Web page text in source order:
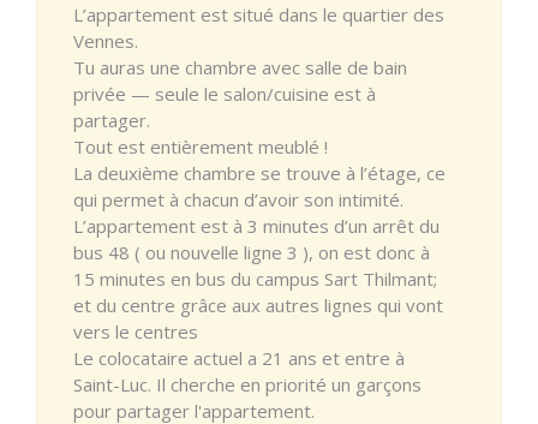
L’appartement est situé dans le quartier des
Vennes.
Tu auras une chambre avec salle de bain
privée — seule le salon/cuisine est à
partager.
Tout est entièrement meublé !
La deuxième chambre se trouve à l’étage, ce
qui permet à chacun d’avoir son intimité.
L’appartement est à 3 minutes d’un arrêt du
bus 48 ( ou nouvelle ligne 3 ), on est donc à
15 minutes en bus du campus Sart Thilmant;
et du centre grâce aux autres lignes qui vont
vers le centres
Le colocataire actuel a 21 ans et entre à
Saint-Luc. Il cherche en priorité un garçons
pour partager l'appartement.